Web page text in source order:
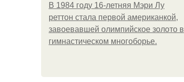
В 1984 году 16-летняя Мэри Лу
реттон стала первой американкой,
завоевавшей олимпийское золото в
гимнастическом многоборье.